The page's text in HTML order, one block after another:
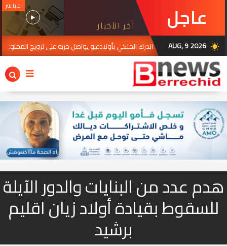
عاجل آخر الأخبار
مباشر
wb_sunny
AUG, 9 2026AUG الدرك الملكي بأولادعبو يواصل حربه على ترويج الممنوعات.. مداهمة
هدم عدد من البنايات والدور الآيلة
للسقوط بقيادة أولاد زيان اقليم
برشيد